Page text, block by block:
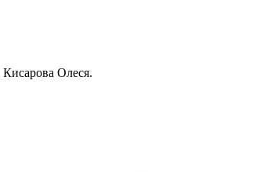
Кисарова Олеся.